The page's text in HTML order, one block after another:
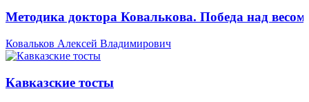
Методика доктора Ковалькова. Победа над весом
Ковальков Алексей Владимирович
Кавказские тосты